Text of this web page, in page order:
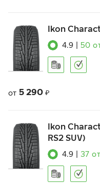
Ikon
4.9 50
от 5 290 ₽
Ikon
RS2 SUV)
4.9 37